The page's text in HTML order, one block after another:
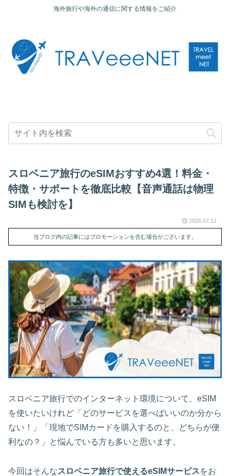
海外旅行や海外の通信に関する情報をご紹介
スロベニア旅行のeSIMおすすめ4選！料金・
特徴・サポートを徹底比較【音声通話は物理
SIMも検討を】
2026.07.11
当ブログ内の記事にはプロモーションを含む場合がございます。
スロベニア旅行でのインターネット環境について、eSIM
を使いたいけれど「どのサービスを選べばいいのか分から
ない！」「現地でSIMカードを購入するのと、どちらが便
利なの？」と悩んでいる方も多いと思います。
今回はそんなスロベニア旅行で使えるeSIMサービスをお